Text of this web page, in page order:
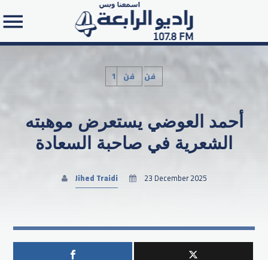
Search in the website:
1فن فن
أحمد العوضي يستعرض موهبته
الشعرية في صاحبة السعادة
Jihed Traidi 23 December 2025